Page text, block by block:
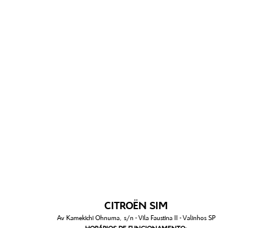
CITROËN SIM
Av Kamekichi Ohnuma, s/n - Vila Faustina II - Valinhos SP